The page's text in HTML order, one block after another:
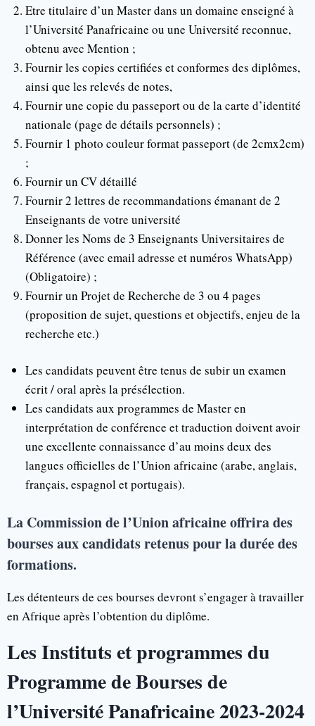
Etre titulaire d’un Master dans un domaine enseigné à
l’Université Panafricaine ou une Université reconnue,
obtenu avec Mention ;
Fournir les copies certifiées et conformes des diplômes,
ainsi que les relevés de notes,
Fournir une copie du passeport ou de la carte d’identité
nationale (page de détails personnels) ;
Fournir 1 photo couleur format passeport (de 2cmx2cm)
;
Fournir un CV détaillé
Fournir 2 lettres de recommandations émanant de 2
Enseignants de votre université
Donner les Noms de 3 Enseignants Universitaires de
Référence (avec email adresse et numéros WhatsApp)
(Obligatoire) ;
Fournir un Projet de Recherche de 3 ou 4 pages
(proposition de sujet, questions et objectifs, enjeu de la
recherche etc.)
Les candidats peuvent être tenus de subir un examen
écrit / oral après la présélection.
Les candidats aux programmes de Master en
interprétation de conférence et traduction doivent avoir
une excellente connaissance d’au moins deux des
langues officielles de l’Union africaine (arabe, anglais,
français, espagnol et portugais).
La Commission de l’Union africaine offrira des
bourses aux candidats retenus pour la durée des
formations.
Les détenteurs de ces bourses devront s’engager à travailler
en Afrique après l’obtention du diplôme.
Les Instituts et programmes du
Programme de Bourses de
l’Université Panafricaine 2023-2024